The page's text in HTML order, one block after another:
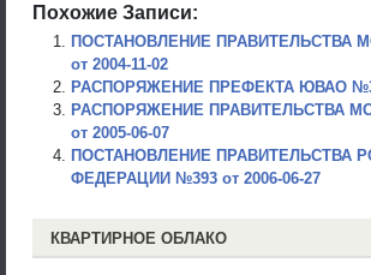
Похожие Записи:
ПОСТАНОВЛЕНИЕ ПРАВИТЕЛЬСТВА
от 2004-11-02
РАСПОРЯЖЕНИЕ ПРЕФЕКТА ЮВАО
РАСПОРЯЖЕНИЕ ПРАВИТЕЛЬСТВА
от 2005-06-07
ПОСТАНОВЛЕНИЕ ПРАВИТЕЛЬСТВА
ФЕДЕРАЦИИ №393 от 2006-06-27
КВАРТИРНОЕ ОБЛАКО